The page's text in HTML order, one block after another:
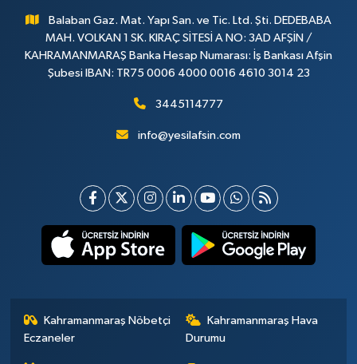
Balaban Gaz. Mat. Yapı San. ve Tic. Ltd. Şti. DEDEBABA
MAH. VOLKAN 1 SK. KIRAÇ SİTESİ A NO: 3AD AFŞİN /
KAHRAMANMARAŞ Banka Hesap Numarası: İş Bankası Afşin
Şubesi IBAN: TR75 0006 4000 0016 4610 3014 23
3445114777
info@yesilafsin.com
Kahramanmaraş Nöbetçi
Eczaneler
Kahramanmaraş Hava
Durumu